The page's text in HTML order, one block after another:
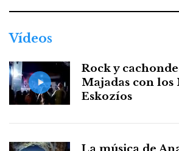
Vídeos
Rock y
Majadas con los
Eskozíos